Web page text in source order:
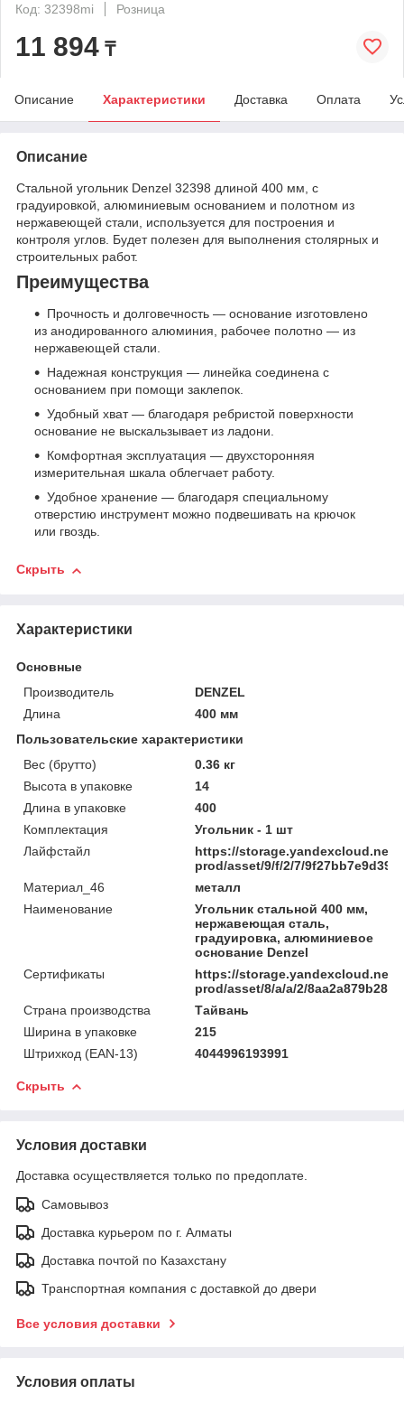
Код: 32398mi
Розница
11 894 ₸
Описание Характеристики Доставка Оплата
Описание
Стальной угольник Denzel 32398 длиной 400 мм, с
градуировкой, алюминиевым основанием и полотном из
нержавеющей стали, используется для построения и
контроля углов. Будет полезен для выполнения столярных и
строительных работ.
Преимущества
Прочность и долговечность — основание изготовлено
из анодированного алюминия, рабочее полотно — из
нержавеющей стали.
Надежная конструкция — линейка соединена с
основанием при помощи заклепок.
Удобный хват — благодаря ребристой поверхности
основание не выскальзывает из ладони.
Комфортная эксплуатация — двухсторонняя
измерительная шкала облегчает работу.
Удобное хранение — благодаря специальному
отверстию инструмент можно подвешивать на крючок
или гвоздь.
Скрыть
Характеристики
Основные
Производитель
DENZEL
Длина
400 мм
Пользовательские характеристики
Вес (брутто)
0.36 кг
Высота в упаковке
14
Длина в упаковке
400
Комплектация
Угольник - 1 шт
Лайфстайл
https://storage.yandexcloud.net/
prod/asset/9/f/2/7/
Материал_46
металл
Наименование
Угольник стальной 400 мм,
нержавеющая сталь,
градуировка, алюминиевое
основание Denzel
Сертификаты
https://storage.yandexcloud.net/
prod/asset/8/a/a/2/
Страна производства
Тайвань
Ширина в упаковке
215
Штрихкод (EAN-13)
4044996193991
Скрыть
Условия доставки
Доставка осуществляется только по предоплате.
Самовывоз
Доставка курьером по г. Алматы
Доставка почтой по Казахстану
Транспортная компания с доставкой до двери
Все условия доставки
Условия оплаты